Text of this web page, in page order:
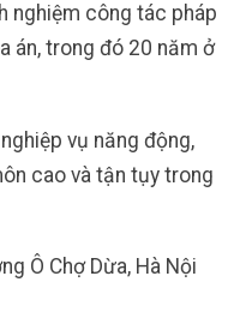
nghiệm công tác pháp
án, trong đó 20 năm ở
vụ năng động,
cao và tận tụy trong
Ô Chợ Dừa, Hà Nội